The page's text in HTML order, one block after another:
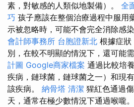
素，對敏感的人類似地製備）。 全
巧 孩子應該在整個治療過程中服用
示被忽略時，可能不會完全消除感
會計師事務所 台胞證新北 根據症狀
別，在較不明顯的情況下，還可能
計圖 Google商家檔案 通過比較培
疾病，鏈球菌，鏈球菌之一）和現
該疾病。 納骨塔 清潔 猩紅色通過
天，通常在極少數情況下通過喉嚨